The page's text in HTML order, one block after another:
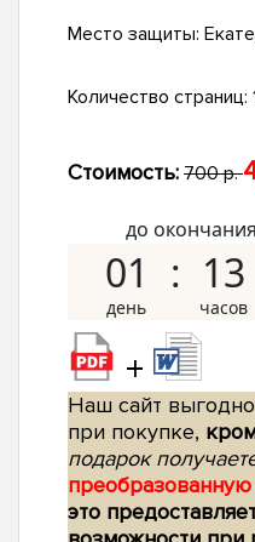
Место защиты:
Количество страниц:
Стоимость: 700 р.
до
01 13
+
Наш сайт выгодно
при покупке,
подарок
это